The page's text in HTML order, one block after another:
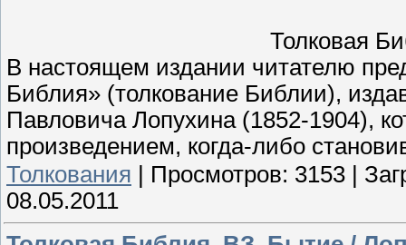
Толковая
В настоящем издании читателю
Библия» (толкование Библии),
Павловича Лопухина (1852-1904),
произведением, когда-либо
Толкования
Просмотров: 3153
08.05.2011